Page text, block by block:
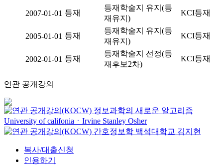
2007-01-01 등재
등재학술지 유지(등
재유지)
KCI등재
2005-01-01 등재
등재학술지 유지(등
재유지)
KCI등재
2002-01-01 등재
등재학술지 선정(등
재후보2차)
KCI등재
연관 공개강의
정보과학의 새로운 알고리즘
University of califoniaㆍIrvine Stanley Osher
간호정보학 백석대학교 김지현
복사/대출신청
인용하기